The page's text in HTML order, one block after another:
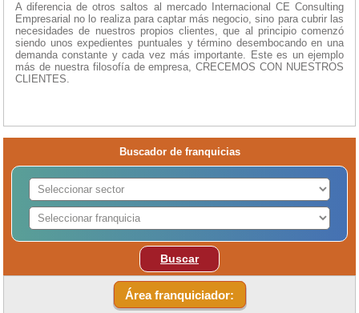
A diferencia de otros saltos al mercado Internacional CE Consulting
Empresarial no lo realiza para captar más negocio, sino para cubrir las
necesidades de nuestros propios clientes, que al principio comenzó
siendo unos expedientes puntuales y término desembocando en una
demanda constante y cada vez más importante. Este es un ejemplo
más de nuestra filosofía de empresa, CRECEMOS CON NUESTROS
CLIENTES.
Buscador de franquicias
Buscar
Área franquiciador: